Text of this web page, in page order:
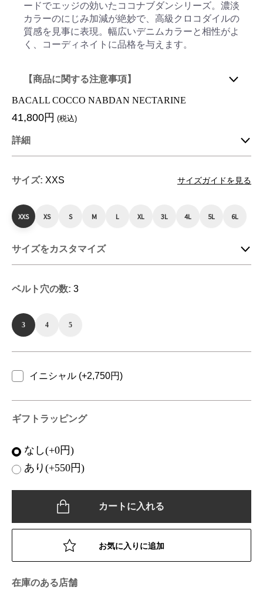
ードでエッジの効いたココナブダンシリーズ。濃淡
カラーのにじみ加減が絶妙で、高級クロコダイルの
質感を見事に表現。幅広いデニムカラーと相性がよ
く、コーディネイトに品格を与えます。
【商品に関する注意事項】
BACALL COCCO NABDAN NECTARINE
41,800円 (税込)
詳細
サイズ: XXS サイズガイドを見る
XXS XS S M L XL 3L 4L 5L 6L
サイズをカスタマイズ
ベルト穴の数: 3
3 4 5
イニシャル (+2,750円)
ギフトラッピング
なし(+0円)
あり(+550円)
カートに入れる
お気に入りに追加
在庫のある店舗